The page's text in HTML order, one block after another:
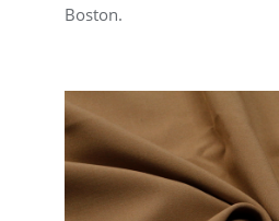
Boston.